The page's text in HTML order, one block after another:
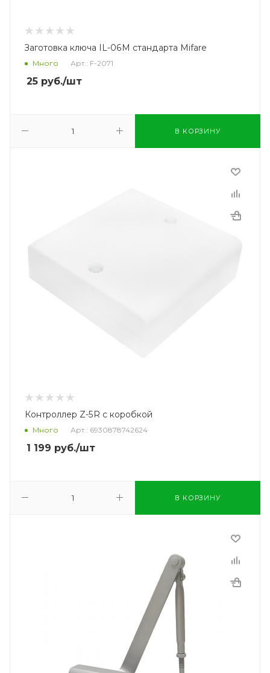
Заготовка ключа IL-06M стандарта Mifare
Много Арт.: F-2071
25 руб./шт
В КОРЗИНУ
Контроллер Z-5R с коробкой
Много Арт.: 6930878742624
1 199 руб./шт
В КОРЗИНУ